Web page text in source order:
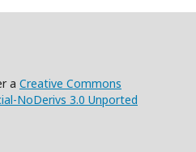
a Creative Commons
NoDerivs 3.0 Unported